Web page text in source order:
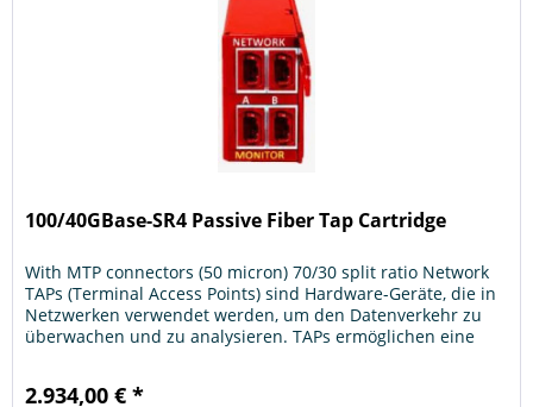
100/40GBase-SR4 Passive Fiber Tap Cartridge
With MTP connectors (50 micron) 70/30 split ratio Network
TAPs (Terminal Access Points) sind Hardware-Geräte, die in
Netzwerken verwendet werden, um den Datenverkehr zu
überwachen und zu analysieren. TAPs ermöglichen eine
2.934,00 € *